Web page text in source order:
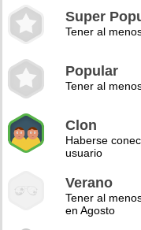
Super
Tener al
Popular
Tener al
Clon
Haberse
usuario
Verano
Tener al
en Agosto